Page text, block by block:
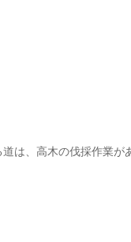
は、高木の伐採作業が